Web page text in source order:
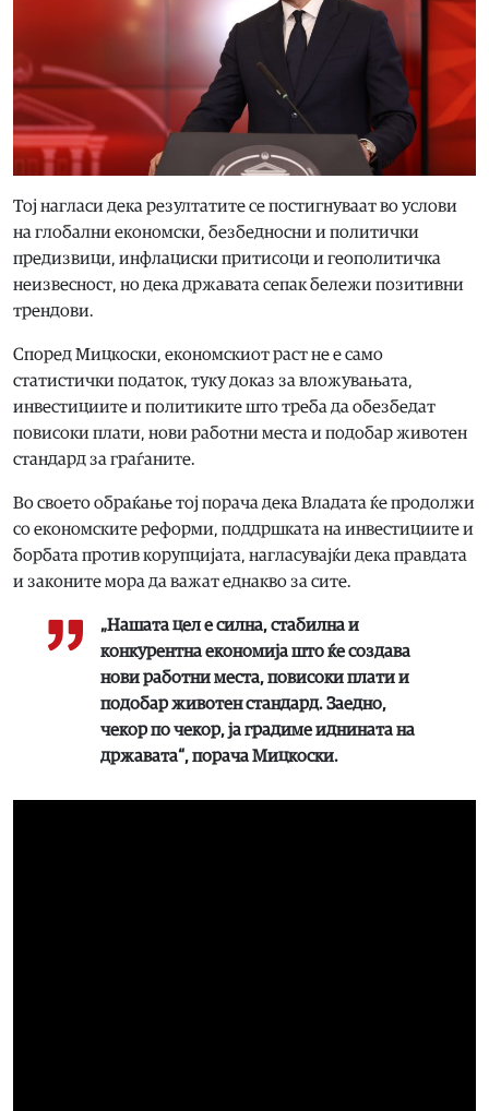
Тој нагласи дека резултатите се постигнуваат во услови
на глобални економски, безбедносни и политички
предизвици, инфлациски притисоци и геополитичка
неизвесност, но дека државата сепак бележи позитивни
трендови.
Според Мицкоски, економскиот раст не е само
статистички податок, туку доказ за вложувањата,
инвестициите и политиките што треба да обезбедат
повисоки плати, нови работни места и подобар животен
стандард за граѓаните.
Во своето обраќање тој порача дека Владата ќе продолжи
со економските реформи, поддршката на инвестициите и
борбата против корупцијата, нагласувајќи дека правдата
и законите мора да важат еднакво за сите.
„Нашата цел е силна, стабилна и
конкурентна економија што ќе создава
нови работни места, повисоки плати и
подобар животен стандард. Заедно,
чекор по чекор, ја градиме иднината на
државата“, порача Мицкоски.